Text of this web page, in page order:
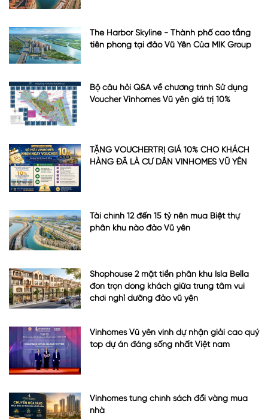
The Harbor Skyline - Thành phố cao tầng
tiên phong tại đảo Vũ Yên Của MIK Group
Bộ câu hỏi Q&A về chương trình Sử dụng
Voucher Vinhomes Vũ yên giá trị 10%
TẶNG VOUCHERTRỊ GIÁ 10% CHO KHÁCH
HÀNG ĐÃ LÀ CƯ DÂN VINHOMES VŨ YÊN
Tài chính 12 đến 15 tỷ nên mua Biệt thự
phân khu nào đảo Vũ yên
Shophouse 2 mặt tiền phân khu Isla Bella
đón trọn dòng khách giữa trung tâm vui
chơi nghỉ dưỡng đảo vũ yên
Vinhomes Vũ yên vinh dự nhận giải cao quý
top dự án đáng sống nhất Việt nam
Vinhomes tung chính sách đổi vàng mua
nhà